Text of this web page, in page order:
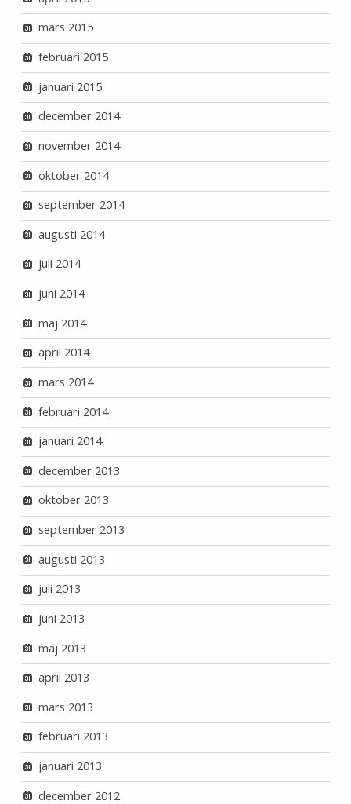
mars 2015
februari 2015
januari 2015
december 2014
november 2014
oktober 2014
september 2014
augusti 2014
juli 2014
juni 2014
maj 2014
april 2014
mars 2014
februari 2014
januari 2014
december 2013
oktober 2013
september 2013
augusti 2013
juli 2013
juni 2013
maj 2013
april 2013
mars 2013
februari 2013
januari 2013
december 2012